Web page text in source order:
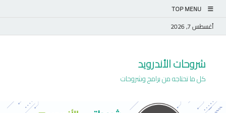
TOP MENU
أغسطس 7, 2026
شروحات الأندرويد
كل ما تحتاجه من برامج وشروحات